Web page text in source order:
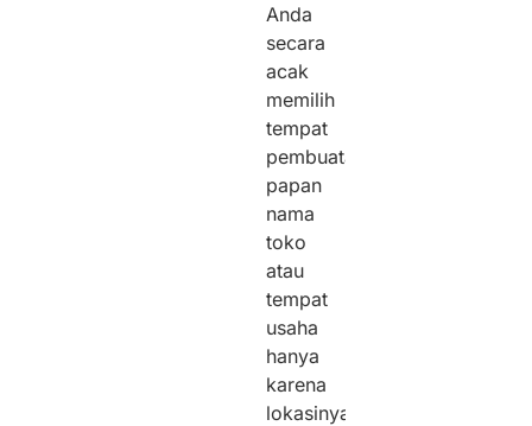
Anda
secara
acak
memilih
tempat
pembuatan
papan
nama
toko
atau
tempat
usaha
hanya
karena
lokasinya